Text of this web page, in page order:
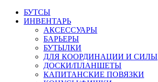
БУТСЫ
ИНВЕНТАРЬ
АКСЕССУАРЫ
БАРЬЕРЫ
БУТЫЛКИ
ДЛЯ КООРДИНАЦИИ И СИЛЫ
ДОСКИ/ПЛАНШЕТЫ
КАПИТАНСКИЕ ПОВЯЗКИ